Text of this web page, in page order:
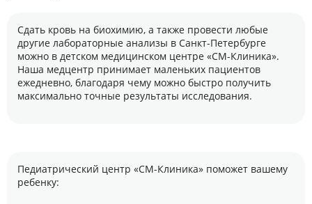
Сдать кровь на биохимию, а также провести любые
другие лабораторные анализы в Санкт-Петербурге
можно в детском медицинском центре «СМ-Клиника».
Наша медцентр принимает маленьких пациентов
ежедневно, благодаря чему можно быстро получить
максимально точные результаты исследования.
Педиатрический центр «СМ-Клиника» поможет вашему
ребенку: